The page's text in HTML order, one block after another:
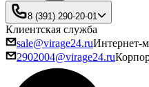
8 (391) 290-20-01
Клиентская служба
sale@virage24.ruИнтернет-
2902004@virage24.ru